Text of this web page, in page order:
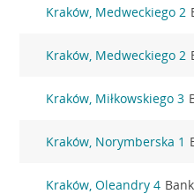
Kraków, Medweckiego 2
Kraków, Medweckiego 2
Kraków, Miłkowskiego 3
Kraków, Norymberska 1
Kraków, Oleandry 4